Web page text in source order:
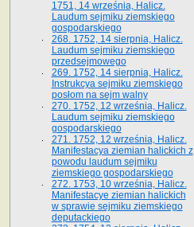
1751, 14 września, Halicz.
Laudum sejmiku ziemskiego
gospodarskiego
268. 1752, 14 sierpnia, Halicz.
Laudum sejmiku ziemskiego
przedsejmowego
269. 1752, 14 sierpnia, Halicz.
Instrukcya sejmiku ziemskiego
posłom na sejm walny
270. 1752, 12 września, Halicz.
Laudum sejmiku ziemskiego
gospodarskiego
271. 1752, 12 września, Halicz.
Manifestacya ziemian halickich z
powodu laudum sejmiku
ziemskiego gospodarskiego
272. 1753, 10 września, Halicz.
Manifestacye ziemian halickich
w sprawie sejmiku ziemskiego
deputackiego